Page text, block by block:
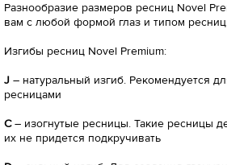
Разнообразие размеров ресниц Novel
вам с любой формой глаз и типом
Изгибы ресниц Novel Premium:
J – натуральный изгиб. Рекомендуется
ресницами
С– изогнутые ресницы. Такие ресницы
их не придется подкручивать